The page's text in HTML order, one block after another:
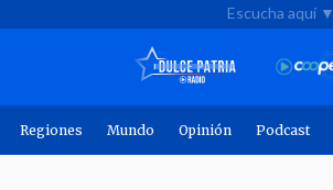
Escucha aquí ▼
Regiones Mundo Opinión Podcast